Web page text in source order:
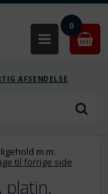
0
AFSENDELSE
m.m.
til forrige side
platin,